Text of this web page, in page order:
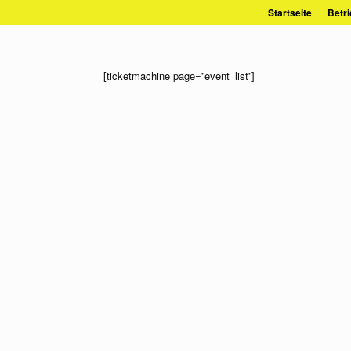
Inhalt
Startseite
[ticketmachine page=”event_list”]